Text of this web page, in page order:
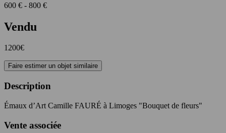
600 € - 800 €
Vendu
1200€
Faire estimer un objet similaire
Description
Émaux d’Art Camille FAURÉ à Limoges "Bouquet de fleurs"
Vente associée